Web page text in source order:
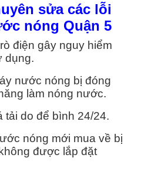
sửa các lỗi
nóng Quận 5
điện gây nguy hiểm
dụng.
nước nóng bị đóng
làm nóng nước.
tải do để bình 24/24.
nóng mới mua về bị
được lắp đặt